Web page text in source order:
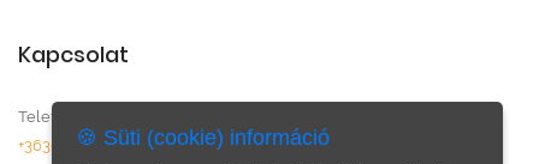
Kapcsolat
Telefonszám:
+36306132050🍪 Süti (cookie) információ